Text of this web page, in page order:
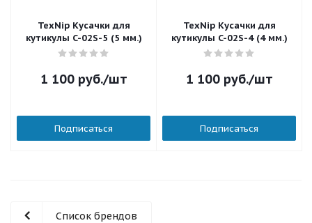
TexNip Кусачки для
кутикулы C-02S-5 (5 мм.)
1 100руб./шт
Подписаться
TexNip Кусачки для
кутикулы C-02S-4 (4 мм.)
1 100руб./шт
Подписаться
Список брендов